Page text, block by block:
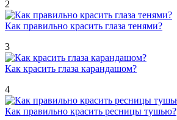
2
Как правильно красить глаза тенями?
3
Как красить глаза карандашом?
4
Как правильно красить ресницы тушью?